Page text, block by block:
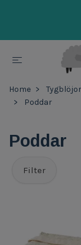
Home
Poddar
Poddar
Filter